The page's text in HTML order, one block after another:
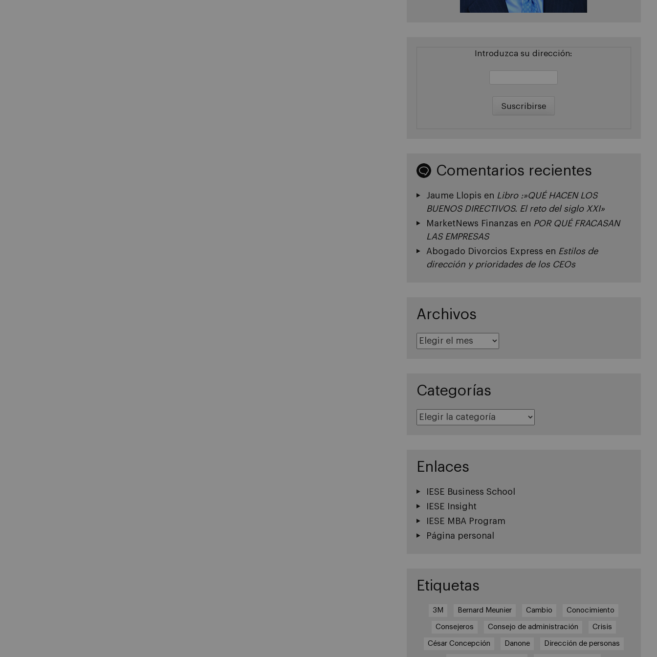
Introduzca su dirección:
Comentarios recientes
Jaume Llopis en Libro :»QUÉ HACEN LOS
BUENOS DIRECTIVOS. El reto del siglo XXI»
MarketNews Finanzas en POR QUÉ FRACASAN
LAS EMPRESAS
Abogado Divorcios Express en Estilos de
dirección y prioridades de los CEOs
Archivos
Categorías
Enlaces
IESE Business School
IESE Insight
IESE MBA Program
Página personal
Etiquetas
3M Bernard Meunier Cambio Conocimiento
Consejeros Consejo de administración Crisis
César Concepción Danone Dirección de personas